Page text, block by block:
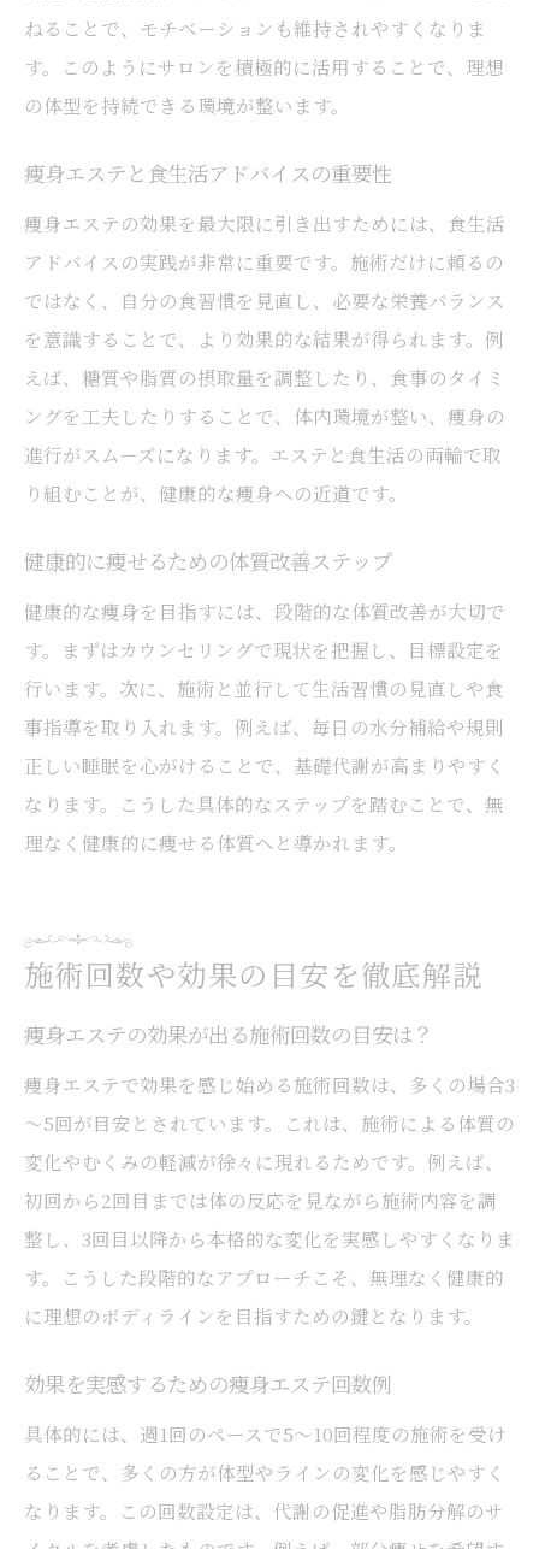
ねることで、モチベーションも維持されやすくなりま
す。このようにサロンを積極的に活用することで、理想
の体型を持続できる環境が整います。
痩身エステと食生活アドバイスの重要性
痩身エステの効果を最大限に引き出すためには、食生活
アドバイスの実践が非常に重要です。施術だけに頼るの
ではなく、自分の食習慣を見直し、必要な栄養バランス
を意識することで、より効果的な結果が得られます。例
えば、糖質や脂質の摂取量を調整したり、食事のタイミ
ングを工夫したりすることで、体内環境が整い、痩身の
進行がスムーズになります。エステと食生活の両輪で取
り組むことが、健康的な痩身への近道です。
健康的に痩せるための体質改善ステップ
健康的な痩身を目指すには、段階的な体質改善が大切で
す。まずはカウンセリングで現状を把握し、目標設定を
行います。次に、施術と並行して生活習慣の見直しや食
事指導を取り入れます。例えば、毎日の水分補給や規則
正しい睡眠を心がけることで、基礎代謝が高まりやすく
なります。こうした具体的なステップを踏むことで、無
理なく健康的に痩せる体質へと導かれます。
施術回数や効果の目安を徹底解説
痩身エステの効果が出る施術回数の目安は？
痩身エステで効果を感じ始める施術回数は、多くの場合3
～5回が目安とされています。これは、施術による体質の
変化やむくみの軽減が徐々に現れるためです。例えば、
初回から2回目までは体の反応を見ながら施術内容を調
整し、3回目以降から本格的な変化を実感しやすくなりま
す。こうした段階的なアプローチこそ、無理なく健康的
に理想のボディラインを目指すための鍵となります。
効果を実感するための痩身エステ回数例
具体的には、週1回のペースで5～10回程度の施術を受け
ることで、多くの方が体型やラインの変化を感じやすく
なります。この回数設定は、代謝の促進や脂肪分解のサ